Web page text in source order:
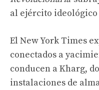
al ejército
El New York Times
conectados a
conducen a Kharg,
instalaciones de